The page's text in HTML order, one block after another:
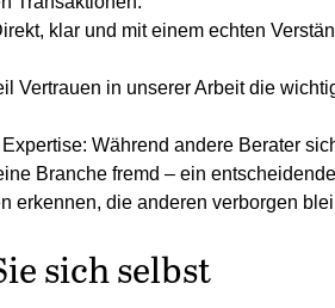
klar und mit einem echten
Vertrauen in unserer Arbeit die
Während andere Berater
Branche fremd – ein
erkennen, die anderen verborgen
sich selbst